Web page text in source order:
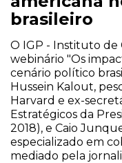
brasileiro
O IGP - Instituto de
webinário "Os
cenário político
Hussein Kalout,
Harvard e ex-
Estratégicos da
2018), e Caio
especializado em
mediado pela